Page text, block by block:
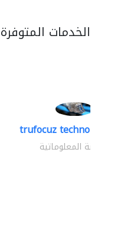
الخدمات
trufocuz
الصيانة المعلوماتية